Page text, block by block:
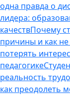
одна правда о
лидера:
качествПочему
причины и как не
потерять
педагогике
реальность
как преодолеть